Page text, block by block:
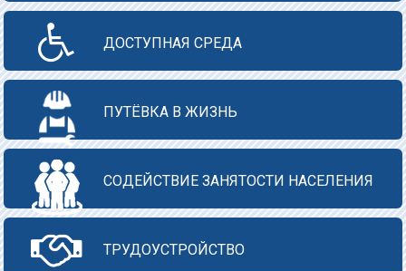
ДОСТУПНАЯ СРЕДА
ПУТЁВКА В ЖИЗНЬ
СОДЕЙСТВИЕ ЗАНЯТОСТИ НАСЕЛЕНИЯ
ТРУДОУСТРОЙСТВО